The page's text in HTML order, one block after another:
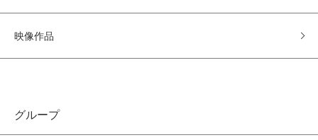
映像作品
グループ